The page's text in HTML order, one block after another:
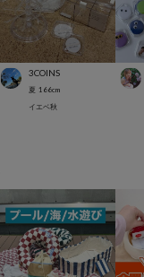
3COINS
夏 166cm
イエベ秋